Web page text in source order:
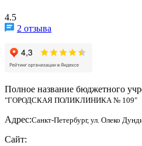
4.5
2 отзыва
Полное название бюджетного
"ГОРОДСКАЯ ПОЛИКЛИНИКА № 109"
Адрес:Санкт-Петербург, ул. Олеко
Сайт: